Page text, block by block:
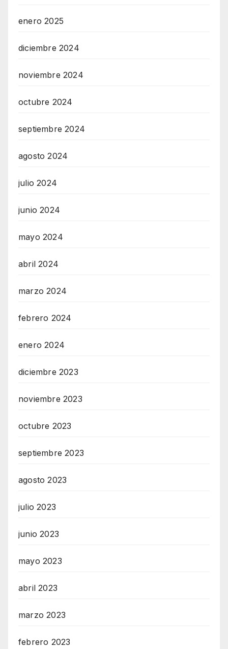
enero 2025
diciembre 2024
noviembre 2024
octubre 2024
septiembre 2024
agosto 2024
julio 2024
junio 2024
mayo 2024
abril 2024
marzo 2024
febrero 2024
enero 2024
diciembre 2023
noviembre 2023
octubre 2023
septiembre 2023
agosto 2023
julio 2023
junio 2023
mayo 2023
abril 2023
marzo 2023
febrero 2023